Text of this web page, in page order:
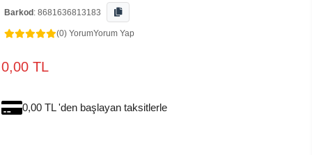
Barkod : 8681636813183
(0) YorumYorum Yap
0,00 TL
0,00 TL 'den başlayan taksitlerle